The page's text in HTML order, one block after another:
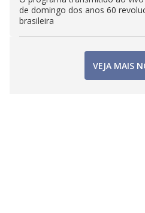
de domingo dos anos 60
brasileira
VEJA MAIS